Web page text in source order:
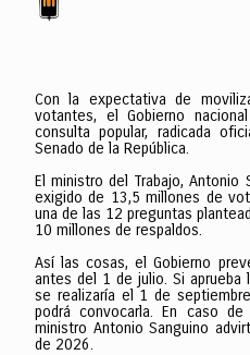
Con la expectativa de
votantes, el Gobierno
consulta popular, radicada
Senado de la República.
El ministro del Trabajo, Antonio
exigido de 13,5 millones de
una de las 12 preguntas
10 millones de respaldos.
Así las cosas, el Gobierno
antes del 1 de julio. Si aprueba
se realizaría el 1 de
podrá convocarla. En caso
ministro Antonio Sanguino
de 2026.